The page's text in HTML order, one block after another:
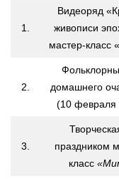
Беловская
Сельская
Верх-
Горевская
Конкурсы
Независимая
Предложения об
Оnline опрос
1.
Видеоряд
живописи
мастер-класс
2.
домашнего
(10
3.
праздником
класс